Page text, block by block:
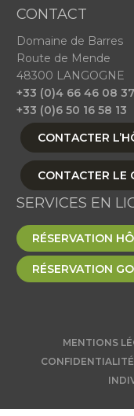
CONTACT
Domaine de Barres
Route de Mende
48300 LANGOGNE
+33 (0)4 66 46 08
+33 (0)6 50 16 58 13
CONTACTER
CONTACTER LE
SERVICES EN
RÉSERVATION
RÉSERVATION
MENTIONS
CONFIDENTIALITÉ